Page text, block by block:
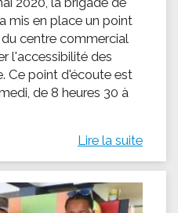
mis en place un point
centre commercial
l'accessibilité des
Ce point d'écoute est
de 8 heures 30 à
Lire la suite